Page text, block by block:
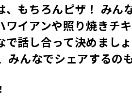
、もちろんピザ！ みん
ワイアンや照り焼きチ
で話し合って決めまし
みんなでシェアするの